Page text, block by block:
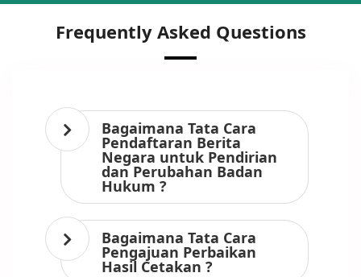
Frequently Asked Questions
Bagaimana Tata Cara
Pendaftaran Berita
Negara untuk Pendirian
dan Perubahan Badan
Hukum ?
Bagaimana Tata Cara
Pengajuan Perbaikan
Hasil Cetakan ?